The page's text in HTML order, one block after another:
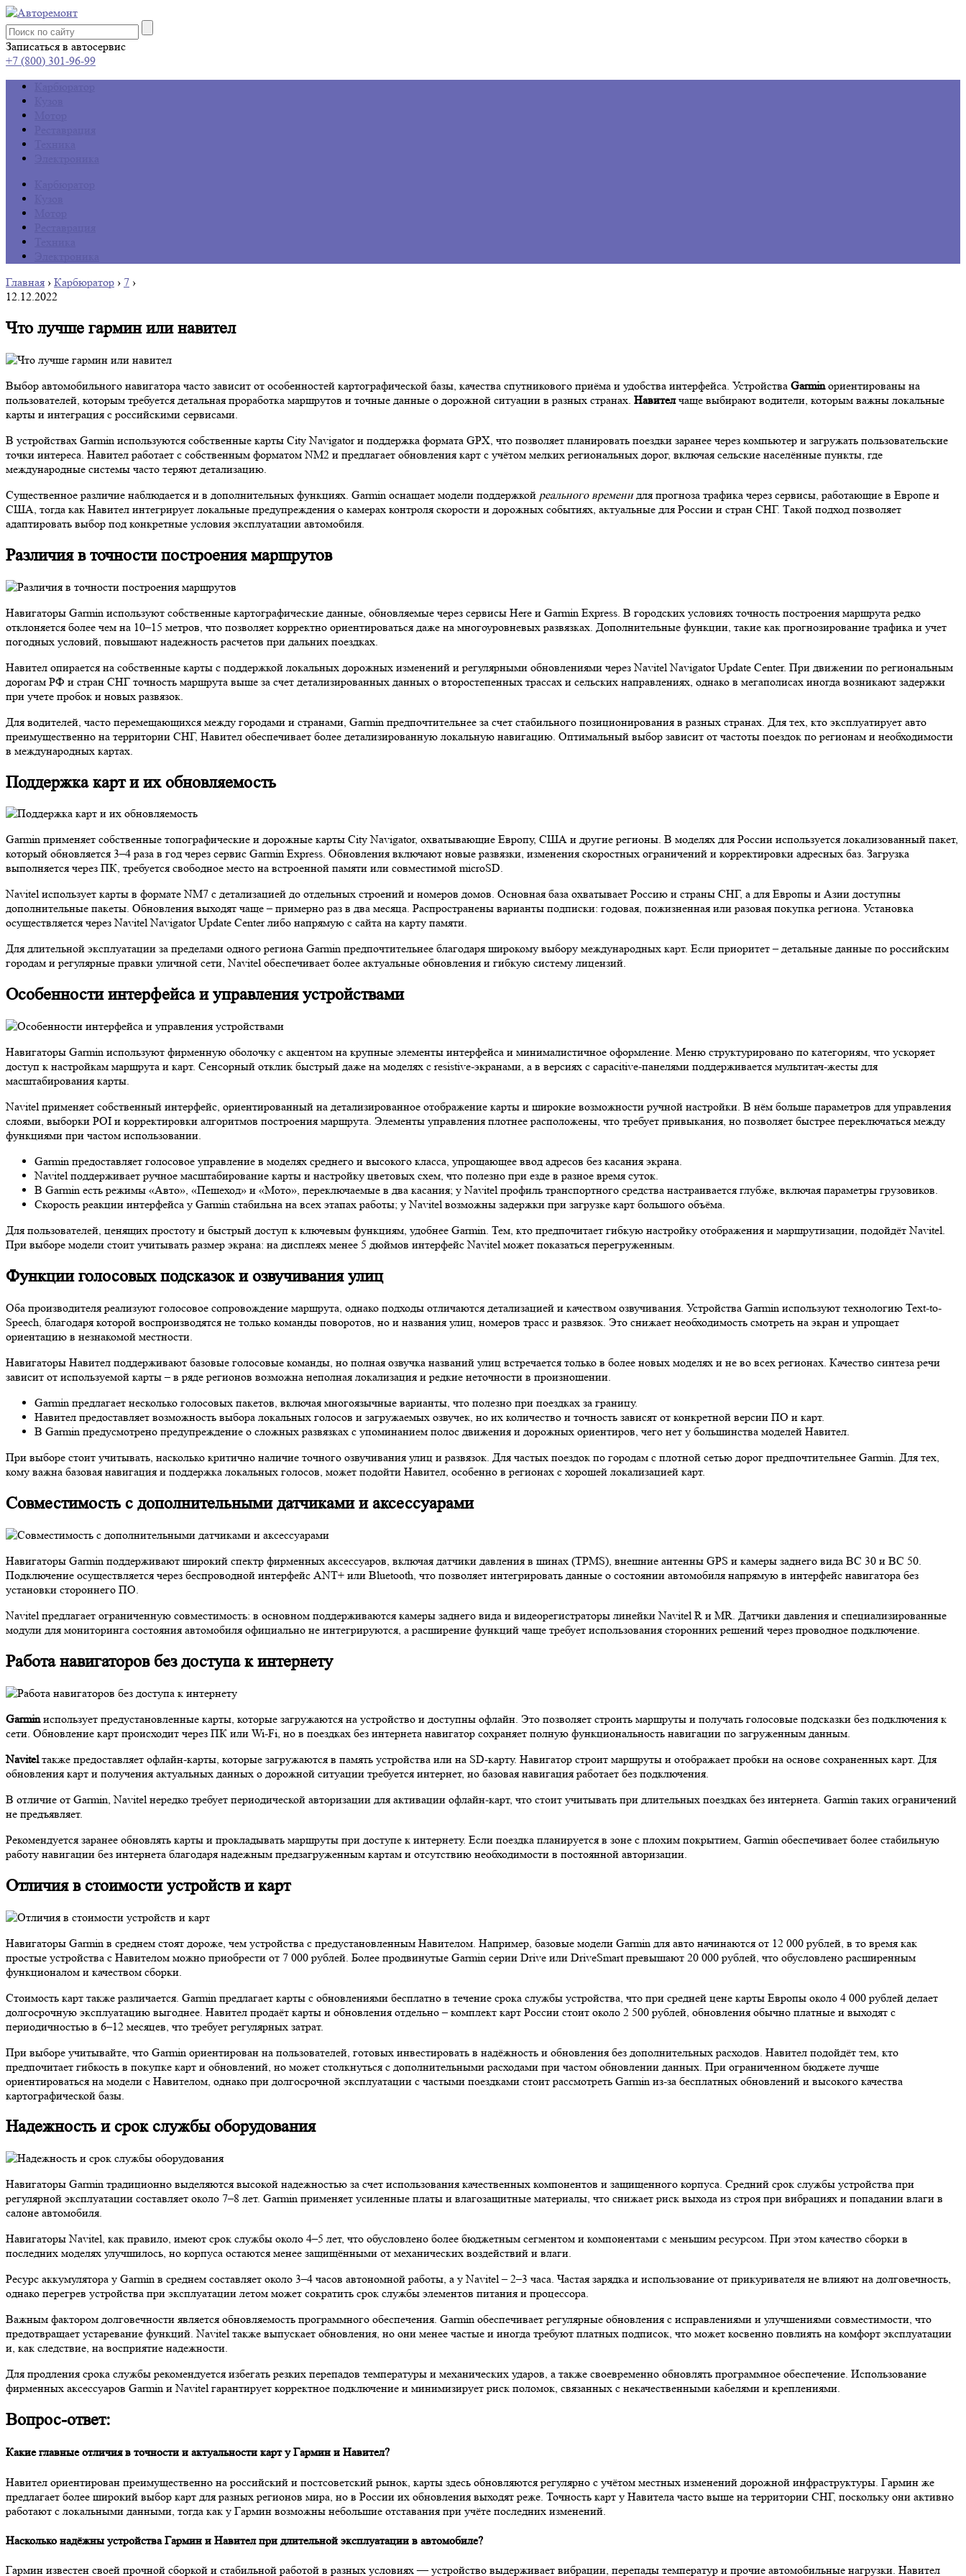
Записаться в автосервис
+7 (800) 301-96-99
Главная › Карбюратор › 7 ›
12.12.2022
Что лучше гармин или навител
Выбор автомобильного навигатора часто зависит от особенностей картографической базы, качества спутникового приёма и удобства интерфейса. Устройства Garminориентированы на
пользователей, которым требуется детальная проработка маршрутов и точные данные о дорожной ситуации в разных странах. Навителчаще выбирают водители, которым важны локальные
карты и интеграция с российскими сервисами.
В устройствах Garmin используются собственные карты City Navigator и поддержка формата GPX, что позволяет планировать поездки заранее через компьютер и загружать пользовательские
точки интереса. Навител работает с собственным форматом NM2 и предлагает обновления карт с учётом мелких региональных дорог, включая сельские населённые пункты, где
международные системы часто теряют детализацию.
Существенное различие наблюдается и в дополнительных функциях. Garmin оснащает модели поддержкой реального временидля прогноза трафика через сервисы, работающие в Европе и
США, тогда как Навител интегрирует локальные предупреждения о камерах контроля скорости и дорожных событиях, актуальные для России и стран СНГ. Такой подход позволяет
адаптировать выбор под конкретные условия эксплуатации автомобиля.
Различия в точности построения маршрутов
Навигаторы Garmin используют собственные картографические данные, обновляемые через сервисы Here и Garmin Express. В городских условиях точность построения маршрута редко
отклоняется более чем на 10–15 метров, что позволяет корректно ориентироваться даже на многоуровневых развязках. Дополнительные функции, такие как прогнозирование трафика и учет
погодных условий, повышают надежность расчетов при дальних поездках.
Навител опирается на собственные карты с поддержкой локальных дорожных изменений и регулярными обновлениями через Navitel Navigator Update Center. При движении по региональным
дорогам РФ и стран СНГ точность маршрута выше за счет детализированных данных о второстепенных трассах и сельских направлениях, однако в мегаполисах иногда возникают задержки
при учете пробок и новых развязок.
Для водителей, часто перемещающихся между городами и странами, Garmin предпочтительнее за счет стабильного позиционирования в разных странах. Для тех, кто эксплуатирует авто
преимущественно на территории СНГ, Навител обеспечивает более детализированную локальную навигацию. Оптимальный выбор зависит от частоты поездок по регионам и необходимости
в международных картах.
Поддержка карт и их обновляемость
Garmin применяет собственные топографические и дорожные карты City Navigator, охватывающие Европу, США и другие регионы. В моделях для России используется локализованный пакет,
который обновляется 3–4 раза в год через сервис Garmin Express. Обновления включают новые развязки, изменения скоростных ограничений и корректировки адресных баз. Загрузка
выполняется через ПК, требуется свободное место на встроенной памяти или совместимой microSD.
Navitel использует карты в формате NM7 с детализацией до отдельных строений и номеров домов. Основная база охватывает Россию и страны СНГ, а для Европы и Азии доступны
дополнительные пакеты. Обновления выходят чаще – примерно раз в два месяца. Распространены варианты подписки: годовая, пожизненная или разовая покупка региона. Установка
осуществляется через Navitel Navigator Update Center либо напрямую с сайта на карту памяти.
Для длительной эксплуатации за пределами одного региона Garmin предпочтительнее благодаря широкому выбору международных карт. Если приоритет – детальные данные по российским
городам и регулярные правки уличной сети, Navitel обеспечивает более актуальные обновления и гибкую систему лицензий.
Особенности интерфейса и управления устройствами
Навигаторы Garmin используют фирменную оболочку с акцентом на крупные элементы интерфейса и минималистичное оформление. Меню структурировано по категориям, что ускоряет
доступ к настройкам маршрута и карт. Сенсорный отклик быстрый даже на моделях с resistive-экранами, а в версиях с capacitive-панелями поддерживается мультитач-жесты для
масштабирования карты.
Navitel применяет собственный интерфейс, ориентированный на детализированное отображение карты и широкие возможности ручной настройки. В нём больше параметров для управления
слоями, выборки POI и корректировки алгоритмов построения маршрута. Элементы управления плотнее расположены, что требует привыкания, но позволяет быстрее переключаться между
функциями при частом использовании.
Garmin предоставляет голосовое управление в моделях среднего и высокого класса, упрощающее ввод адресов без касания экрана.
Navitel поддерживает ручное масштабирование карты и настройку цветовых схем, что полезно при езде в разное время суток.
В Garmin есть режимы «Авто», «Пешеход» и «Мото», переключаемые в два касания; у Navitel профиль транспортного средства настраивается глубже, включая параметры грузовиков.
Скорость реакции интерфейса у Garmin стабильна на всех этапах работы; у Navitel возможны задержки при загрузке карт большого объёма.
Для пользователей, ценящих простоту и быстрый доступ к ключевым функциям, удобнее Garmin. Тем, кто предпочитает гибкую настройку отображения и маршрутизации, подойдёт Navitel.
При выборе модели стоит учитывать размер экрана: на дисплеях менее 5 дюймов интерфейс Navitel может показаться перегруженным.
Функции голосовых подсказок и озвучивания улиц
Оба производителя реализуют голосовое сопровождение маршрута, однако подходы отличаются детализацией и качеством озвучивания. Устройства Garmin используют технологию Text-to-
Speech, благодаря которой воспроизводятся не только команды поворотов, но и названия улиц, номеров трасс и развязок. Это снижает необходимость смотреть на экран и упрощает
ориентацию в незнакомой местности.
Навигаторы Навител поддерживают базовые голосовые команды, но полная озвучка названий улиц встречается только в более новых моделях и не во всех регионах. Качество синтеза речи
зависит от используемой карты – в ряде регионов возможна неполная локализация и редкие неточности в произношении.
Garmin предлагает несколько голосовых пакетов, включая многоязычные варианты, что полезно при поездках за границу.
Навител предоставляет возможность выбора локальных голосов и загружаемых озвучек, но их количество и точность зависят от конкретной версии ПО и карт.
В Garmin предусмотрено предупреждение о сложных развязках с упоминанием полос движения и дорожных ориентиров, чего нет у большинства моделей Навител.
При выборе стоит учитывать, насколько критично наличие точного озвучивания улиц и развязок. Для частых поездок по городам с плотной сетью дорог предпочтительнее Garmin. Для тех,
кому важна базовая навигация и поддержка локальных голосов, может подойти Навител, особенно в регионах с хорошей локализацией карт.
Совместимость с дополнительными датчиками и аксессуарами
Навигаторы Garmin поддерживают широкий спектр фирменных аксессуаров, включая датчики давления в шинах (TPMS), внешние антенны GPS и камеры заднего вида BC 30 и BC 50.
Подключение осуществляется через беспроводной интерфейс ANT+ или Bluetooth, что позволяет интегрировать данные о состоянии автомобиля напрямую в интерфейс навигатора без
установки стороннего ПО.
Navitel предлагает ограниченную совместимость: в основном поддерживаются камеры заднего вида и видеорегистраторы линейки Navitel R и MR. Датчики давления и специализированные
модули для мониторинга состояния автомобиля официально не интегрируются, а расширение функций чаще требует использования сторонних решений через проводное подключение.
Работа навигаторов без доступа к интернету
Garminиспользует предустановленные карты, которые загружаются на устройство и доступны офлайн. Это позволяет строить маршруты и получать голосовые подсказки без подключения к
сети. Обновление карт происходит через ПК или Wi-Fi, но в поездках без интернета навигатор сохраняет полную функциональность навигации по загруженным данным.
Navitelтакже предоставляет офлайн-карты, которые загружаются в память устройства или на SD-карту. Навигатор строит маршруты и отображает пробки на основе сохраненных карт. Для
обновления карт и получения актуальных данных о дорожной ситуации требуется интернет, но базовая навигация работает без подключения.
В отличие от Garmin, Navitel нередко требует периодической авторизации для активации офлайн-карт, что стоит учитывать при длительных поездках без интернета. Garmin таких ограничений
не предъявляет.
Рекомендуется заранее обновлять карты и прокладывать маршруты при доступе к интернету. Если поездка планируется в зоне с плохим покрытием, Garmin обеспечивает более стабильную
работу навигации без интернета благодаря надежным предзагруженным картам и отсутствию необходимости в постоянной авторизации.
Отличия в стоимости устройств и карт
Навигаторы Garmin в среднем стоят дороже, чем устройства с предустановленным Навителом. Например, базовые модели Garmin для авто начинаются от 12 000 рублей, в то время как
простые устройства с Навителом можно приобрести от 7 000 рублей. Более продвинутые Garmin серии Drive или DriveSmart превышают 20 000 рублей, что обусловлено расширенным
функционалом и качеством сборки.
Стоимость карт также различается. Garmin предлагает карты с обновлениями бесплатно в течение срока службы устройства, что при средней цене карты Европы около 4 000 рублей делает
долгосрочную эксплуатацию выгоднее. Навител продаёт карты и обновления отдельно – комплект карт России стоит около 2 500 рублей, обновления обычно платные и выходят с
периодичностью в 6–12 месяцев, что требует регулярных затрат.
При выборе учитывайте, что Garmin ориентирован на пользователей, готовых инвестировать в надёжность и обновления без дополнительных расходов. Навител подойдёт тем, кто
предпочитает гибкость в покупке карт и обновлений, но может столкнуться с дополнительными расходами при частом обновлении данных. При ограниченном бюджете лучше
ориентироваться на модели с Навителом, однако при долгосрочной эксплуатации с частыми поездками стоит рассмотреть Garmin из-за бесплатных обновлений и высокого качества
картографической базы.
Надежность и срок службы оборудования
Навигаторы Garmin традиционно выделяются высокой надежностью за счет использования качественных компонентов и защищенного корпуса. Средний срок службы устройства при
регулярной эксплуатации составляет около 7–8 лет. Garmin применяет усиленные платы и влагозащитные материалы, что снижает риск выхода из строя при вибрациях и попадании влаги в
салоне автомобиля.
Навигаторы Navitel, как правило, имеют срок службы около 4–5 лет, что обусловлено более бюджетным сегментом и компонентами с меньшим ресурсом. При этом качество сборки в
последних моделях улучшилось, но корпуса остаются менее защищёнными от механических воздействий и влаги.
Ресурс аккумулятора у Garmin в среднем составляет около 3–4 часов автономной работы, а у Navitel – 2–3 часа. Частая зарядка и использование от прикуривателя не влияют на долговечность,
однако перегрев устройства при эксплуатации летом может сократить срок службы элементов питания и процессора.
Важным фактором долговечности является обновляемость программного обеспечения. Garmin обеспечивает регулярные обновления с исправлениями и улучшениями совместимости, что
предотвращает устаревание функций. Navitel также выпускает обновления, но они менее частые и иногда требуют платных подписок, что может косвенно повлиять на комфорт эксплуатации
и, как следствие, на восприятие надежности.
Для продления срока службы рекомендуется избегать резких перепадов температуры и механических ударов, а также своевременно обновлять программное обеспечение. Использование
фирменных аксессуаров Garmin и Navitel гарантирует корректное подключение и минимизирует риск поломок, связанных с некачественными кабелями и креплениями.
Вопрос-ответ:
Какие главные отличия в точности и актуальности карт у Гармин и Навител?
Навител ориентирован преимущественно на российский и постсоветский рынок, карты здесь обновляются регулярно с учётом местных изменений дорожной инфраструктуры. Гармин же
предлагает более широкий выбор карт для разных регионов мира, но в России их обновления выходят реже. Точность карт у Навитела часто выше на территории СНГ, поскольку они активно
работают с локальными данными, тогда как у Гармин возможны небольшие отставания при учёте последних изменений.
Насколько надёжны устройства Гармин и Навител при длительной эксплуатации в автомобиле?
Гармин известен своей прочной сборкой и стабильной работой в разных условиях — устройство выдерживает вибрации, перепады температур и прочие автомобильные нагрузки. Навител